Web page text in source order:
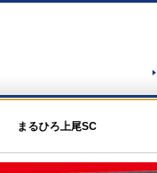
まるひろ上尾SC